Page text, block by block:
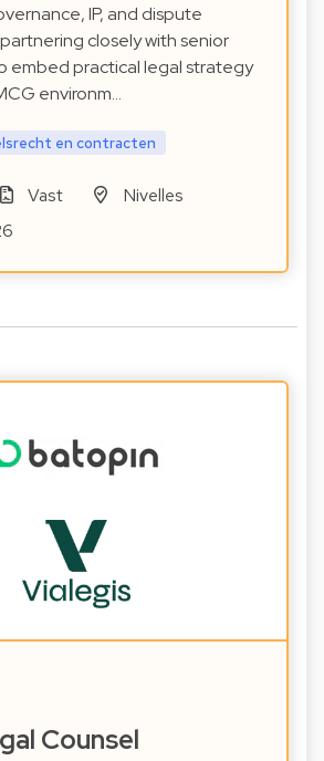
IP, and dispute
closely with senior
embed practical legal strategy
environm…
en contracten
Vast
Nivelles
Counsel